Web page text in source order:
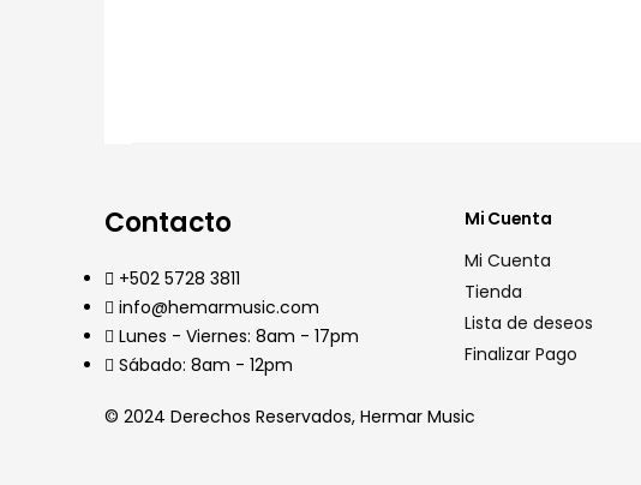
Contacto
+502 5728 3811
info@hemarmusic.com
Lunes - Viernes: 8am - 17pm
Sábado: 8am - 12pm
Mi Cuenta
Mi Cuenta
Tienda
Lista de deseos
Finalizar Pago
© 2024 Derechos Reservados, Hermar Music